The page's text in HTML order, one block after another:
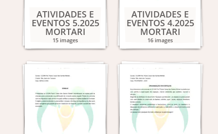
ATIVIDADES E
EVENTOS 5.2025
MORTARI
15 images
ATIVIDADES E
EVENTOS 4.2025
MORTARI
16 images